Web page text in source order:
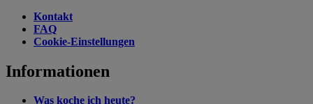
Kontakt
FAQ
Cookie-Einstellungen
Informationen
Was koche ich heute?